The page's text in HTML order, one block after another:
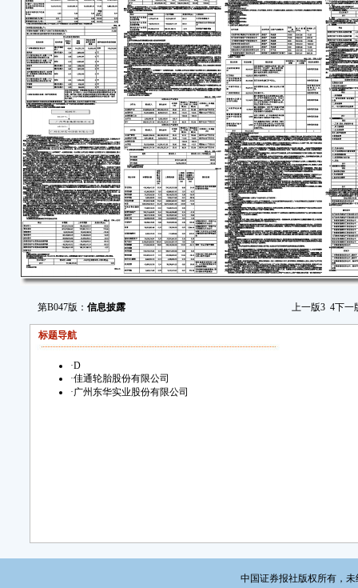
第B047版： 信息披露 上一版3 4下一
标题导航
·D
·佳通轮胎股份有限公司
·广州东华实业股份有限公司
中国证券报社版权所有，未